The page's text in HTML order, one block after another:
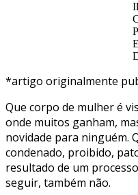
*artigo originalmente
Que corpo de mulher é
onde muitos ganham,
novidade para ninguém.
condenado, proibido,
resultado de um
seguir, também não.